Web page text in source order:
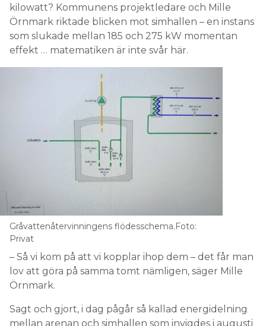
kilowatt? Kommunens projektledare och Mille
Örnmark riktade blicken mot simhallen – en instans
som slukade mellan 185 och 275 kW momentan
effekt … matematiken är inte svår här.
Gråvattenåtervinningens flödesschema.Foto:
Privat
– Så vi kom på att vi kopplar ihop dem – det får man
lov att göra på samma tomt nämligen, säger Mille
Örnmark.
Sagt och gjort, i dag pågår så kallad energidelning
mellan arenan och simhallen som invigdes i augusti